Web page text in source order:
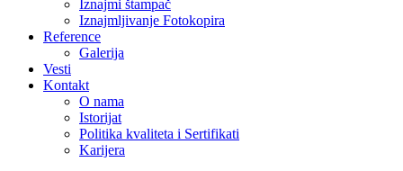
Iznajmi štampač
Iznajmljivanje Fotokopira
Reference
Galerija
Vesti
Kontakt
O nama
Istorijat
Politika kvaliteta i Sertifikati
Karijera